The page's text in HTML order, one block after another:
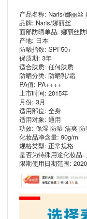
产品名称: Naris/娜丽丝
品牌: Naris/娜丽丝
面部防晒单品: 娜丽丝
产地: 日本
防晒指数: SPF50+
保质期: 3年
适合肤质: 任何肤质
防晒分类: 防晒乳/霜
PA值: PA++++
上市时间: 2015年
月份: 3月
适用部位: 全身
适用对象: 通用
功效: 保湿 防晒 清爽 防
化妆品净含量: 90g/ml
规格类型: 正常规格
是否为特殊用途化妆品:
限期使用日期范围: